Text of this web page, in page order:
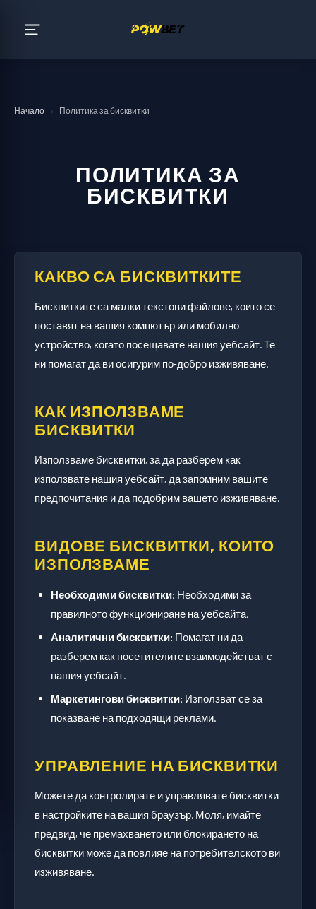
Начало › Политика за бисквитки
ПОЛИТИКА ЗА
БИСКВИТКИ
КАКВО СА БИСКВИТКИТЕ
Бисквитките са малки текстови файлове, които се
поставят на вашия компютър или мобилно
устройство, когато посещавате нашия уебсайт. Те
ни помагат да ви осигурим по-добро изживяване.
КАК ИЗПОЛЗВАМЕ
БИСКВИТКИ
Използваме бисквитки, за да разберем как
използвате нашия уебсайт, да запомним вашите
предпочитания и да подобрим вашето изживяване.
ВИДОВЕ БИСКВИТКИ, КОИТО
ИЗПОЛЗВАМЕ
Необходими бисквитки: Необходими за
правилното функциониране на уебсайта.
Аналитични бисквитки: Помагат ни да
разберем как посетителите взаимодействат с
нашия уебсайт.
Маркетингови бисквитки: Използват се за
показване на подходящи реклами.
УПРАВЛЕНИЕ НА БИСКВИТКИ
Можете да контролирате и управлявате бисквитки
в настройките на вашия браузър. Моля, имайте
предвид, че премахването или блокирането на
бисквитки може да повлияе на потребителското ви
изживяване.